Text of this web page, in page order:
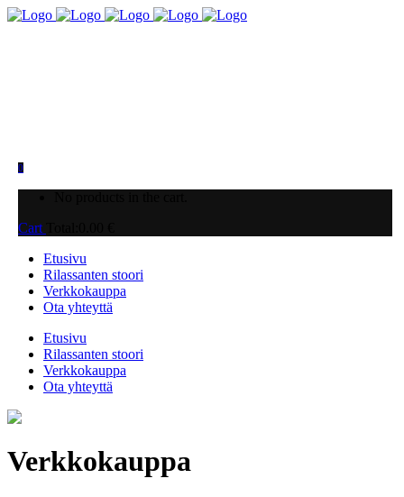
0
Cart
Etusivu
Rilassanten stoori
Verkkokauppa
Ota yhteyttä
Etusivu
Rilassanten stoori
Verkkokauppa
Ota yhteyttä
Verkkokauppa